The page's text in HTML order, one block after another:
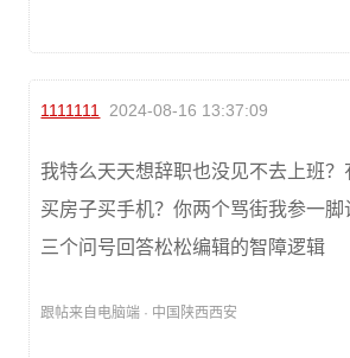
1111111 2024-08-16 13:37:09
我特么天天想辞职也没见不去上班
买房子买手机？你两个骂街我参一脚
三个问号回答松松编辑的智障逻辑
跟帖来自电脑端 · 中国陕西西安